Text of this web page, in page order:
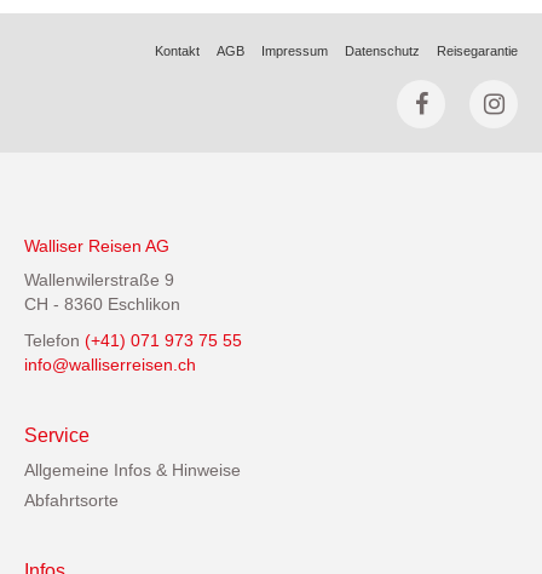
Kontakt AGB Impressum Datenschutz Reisegarantie
Walliser Reisen AG
Wallenwilerstraße 9
CH - 8360 Eschlikon
Telefon (+41) 071 973 75 55
info@walliserreisen.ch
Service
Allgemeine Infos & Hinweise
Abfahrtsorte